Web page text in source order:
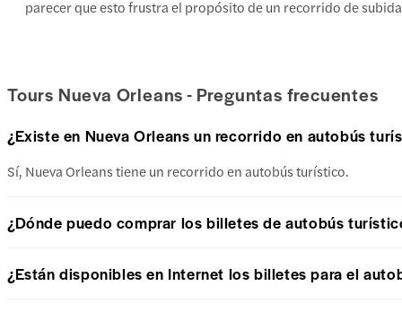
parecer que esto frustra el propósito de un recorrido de
Tours Nueva Orleans - Preguntas frecuentes
¿Existe en Nueva Orleans un recorrido en autobús
Sí, Nueva Orleans tiene un recorrido en autobús turístico.
¿Dónde puedo comprar los billetes de autobús
¿Están disponibles en Internet los billetes para el